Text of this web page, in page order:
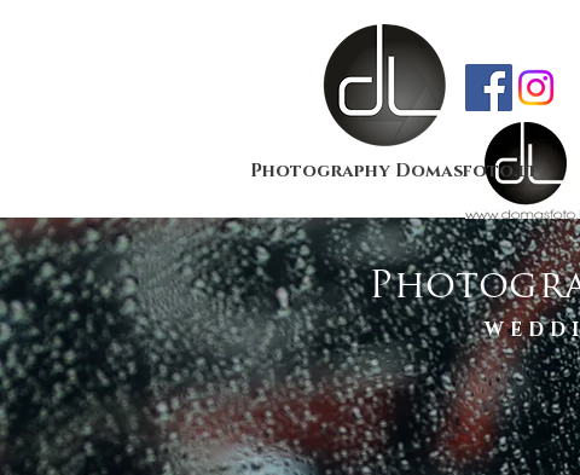
Photography Domasfoto.lt